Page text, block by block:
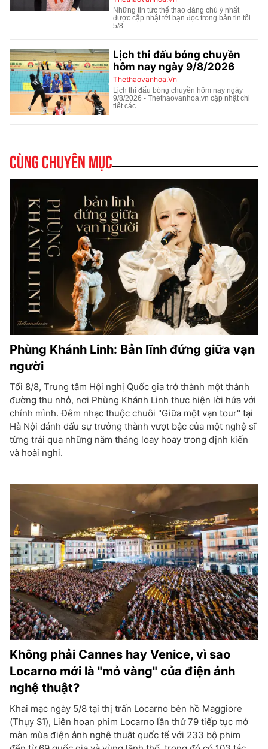
Cùng chuyên mục
Phùng Khánh Linh: Bản lĩnh đứng giữa vạn
người
Tối 8/8, Trung tâm Hội nghị Quốc gia trở thành một thánh
đường thu nhỏ, nơi Phùng Khánh Linh thực hiện lời hứa với
chính mình. Đêm nhạc thuộc chuỗi "Giữa một vạn tour" tại
Hà Nội đánh dấu sự trưởng thành vượt bậc của một nghệ sĩ
từng trải qua những năm tháng loay hoay trong định kiến
và hoài nghi.
Không phải Cannes hay Venice, vì sao
Locarno mới là "mỏ vàng" của điện ảnh
nghệ thuật?
Khai mạc ngày 5/8 tại thị trấn Locarno bên hồ Maggiore
(Thụy Sĩ), Liên hoan phim Locarno lần thứ 79 tiếp tục mở
màn mùa điện ảnh nghệ thuật quốc tế với 233 bộ phim